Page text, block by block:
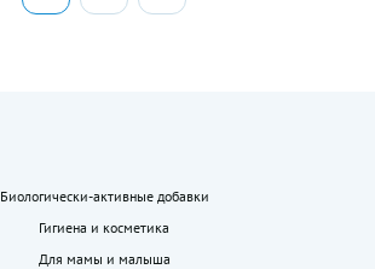
Биологически-активные добавки
Гигиена и косметика
Для мамы и малыша